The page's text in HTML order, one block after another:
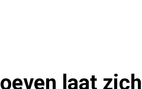
laat